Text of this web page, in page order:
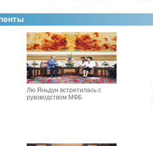
Лю Яньдун встретилась с
руководством МФБ